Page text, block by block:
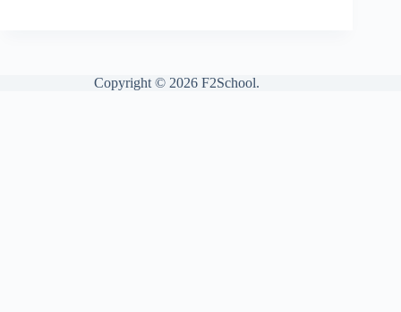
Copyright © 2026 F2School.